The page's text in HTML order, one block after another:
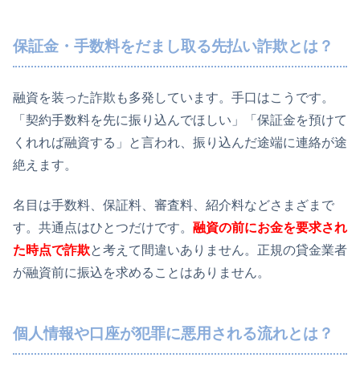
保証金・手数料をだまし取る先払い詐欺とは？
融資を装った詐欺も多発しています。手口はこうです。
「契約手数料を先に振り込んでほしい」「保証金を預けて
くれれば融資する」と言われ、振り込んだ途端に連絡が途
絶えます。
名目は手数料、保証料、審査料、紹介料などさまざまで
す。共通点はひとつだけです。 融資の前にお金を要求され
た時点で詐欺と考えて間違いありません。正規の貸金業者
が融資前に振込を求めることはありません。
個人情報や口座が犯罪に悪用される流れとは？